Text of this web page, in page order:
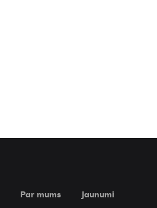
Par mums Jaunumi